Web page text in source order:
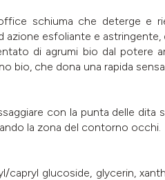
schiuma che deterge e
azione esfoliante e
di agrumi bio dal potere
bio, che dona una rapida
con la punta delle
la zona del contorno occhi.
capryl glucoside, glycerin,